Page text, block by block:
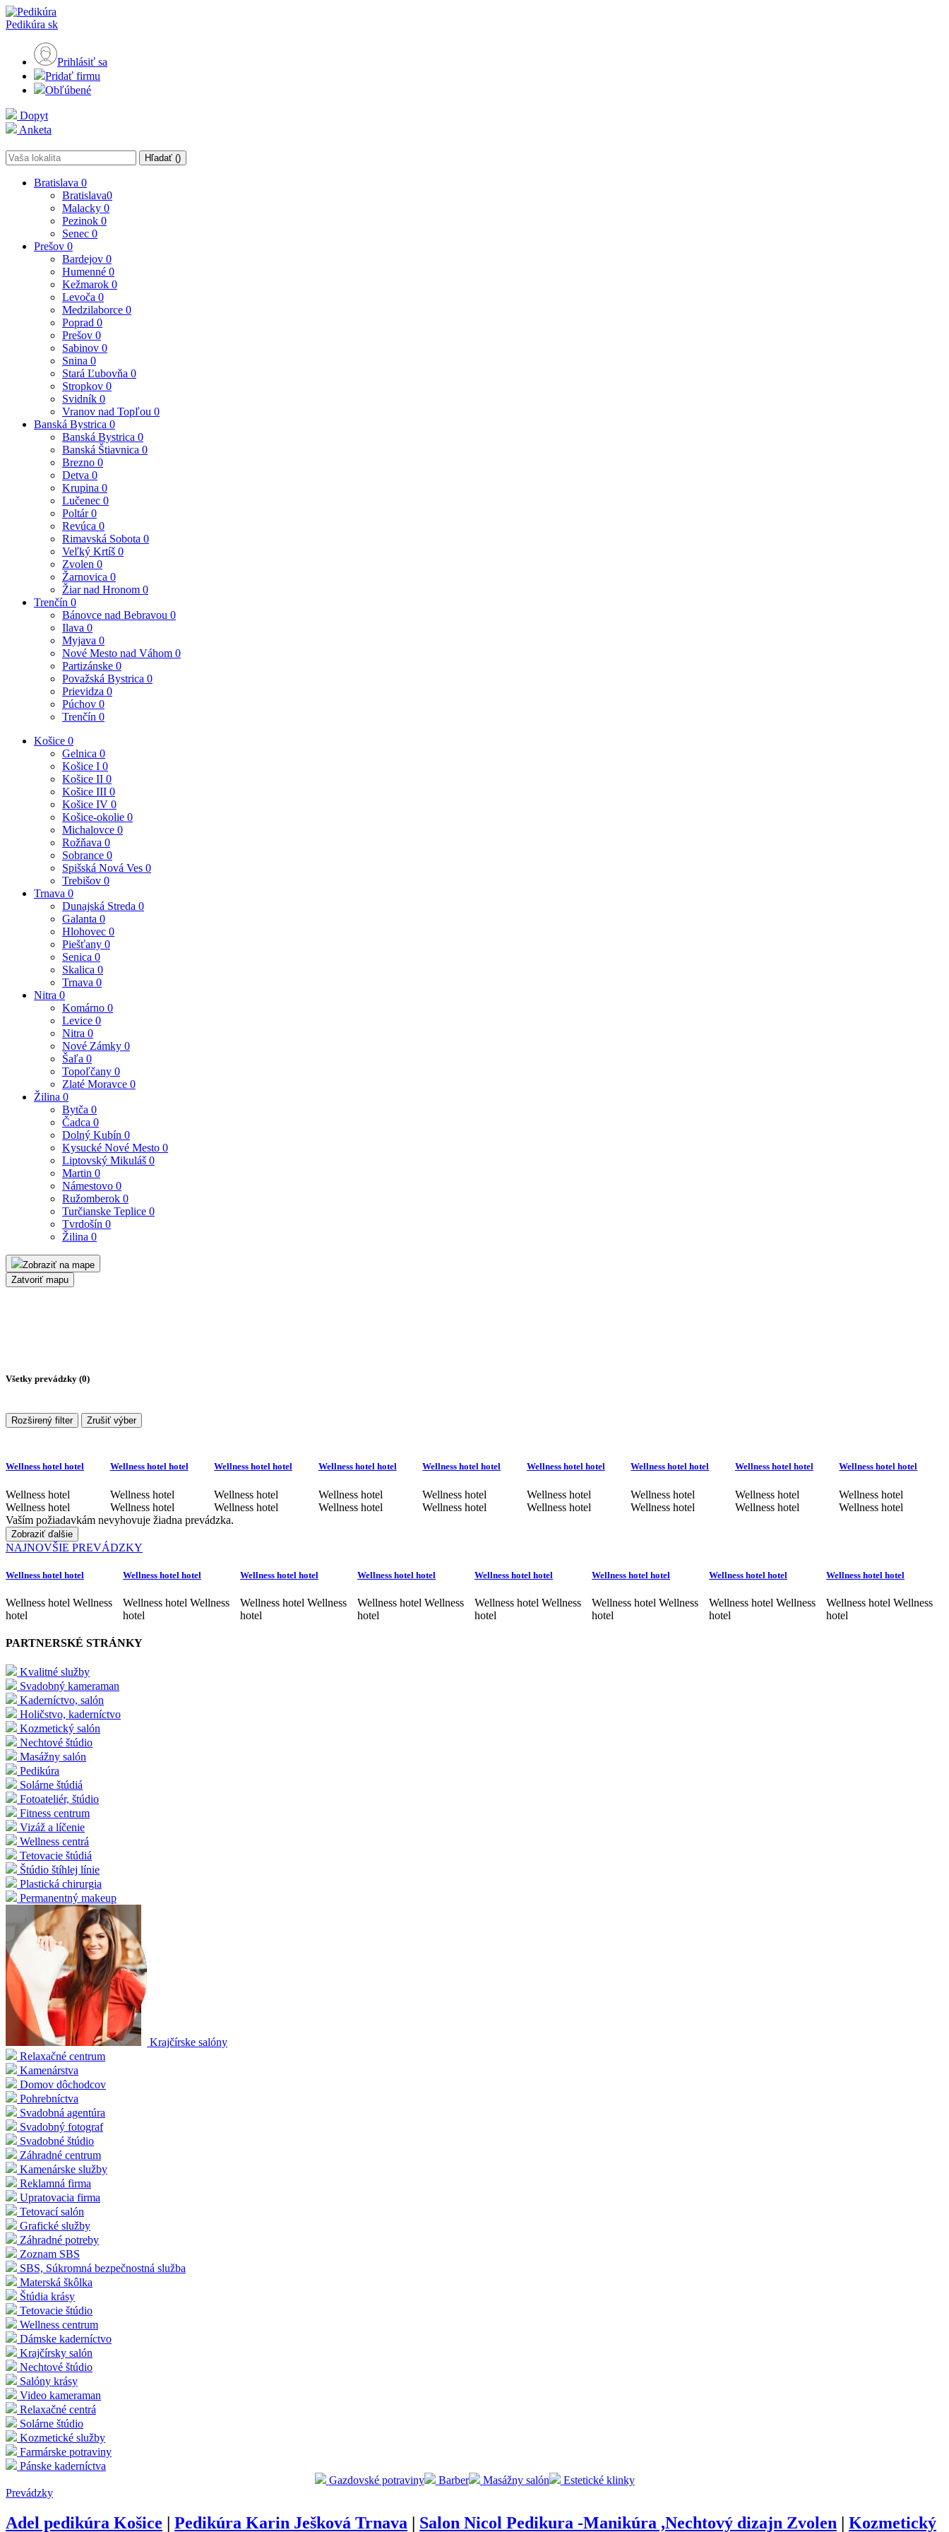
Pedikúra sk
Prihlásiť sa
Pridať firmu
Obľúbené
Dopyt
Anketa
Hľadať ()
Bratislava 0
Bratislava0
Malacky 0
Pezinok 0
Senec 0
Prešov 0
Bardejov 0
Humenné 0
Kežmarok 0
Levoča 0
Medzilaborce 0
Poprad 0
Prešov 0
Sabinov 0
Snina 0
Stará Ľubovňa 0
Stropkov 0
Svidník 0
Vranov nad Topľou 0
Banská Bystrica 0
Banská Bystrica 0
Banská Štiavnica 0
Brezno 0
Detva 0
Krupina 0
Lučenec 0
Poltár0
Revúca 0
Rimavská Sobota 0
Veľký Krtíš 0
Zvolen 0
Žarnovica 0
Žiar nad Hronom 0
Trenčín 0
Bánovce nad Bebravou 0
Ilava 0
Myjava 0
Nové Mesto nad Váhom 0
Partizánske 0
Považská Bystrica 0
Prievidza 0
Púchov 0
Trenčín 0
Košice 0
Gelnica 0
Košice I 0
Košice II 0
Košice III 0
Košice IV 0
Košice-okolie 0
Michalovce 0
Rožňava 0
Sobrance 0
Spišská Nová Ves 0
Trebišov 0
Trnava 0
Dunajská Streda 0
Galanta 0
Hlohovec 0
Piešťany 0
Senica 0
Skalica 0
Trnava 0
Nitra 0
Komárno 0
Levice 0
Nitra 0
Nové Zámky 0
Šaľa 0
Topoľčany 0
Zlaté Moravce 0
Žilina 0
Bytča 0
Čadca 0
Dolný Kubín 0
Kysucké Nové Mesto 0
Liptovský Mikuláš 0
Martin 0
Námestovo 0
Ružomberok 0
Turčianske Teplice 0
Tvrdošín 0
Žilina 0
Zobraziť na mape
Zatvoriť mapu
Všetky prevádzky (0)
Rozširený filter Zrušiť výber
Wellness hotel hotel
Wellness hotel
Wellness hotel
Wellness hotel hotel
Wellness hotel
Wellness hotel
Wellness hotel hotel
Wellness hotel
Wellness hotel
Wellness hotel hotel
Wellness hotel
Wellness hotel
Wellness hotel hotel
Wellness hotel
Wellness hotel
Wellness hotel hotel
Wellness hotel
Wellness hotel
Wellness hotel hotel
Wellness hotel
Wellness hotel
Wellness hotel hotel
Wellness hotel
Wellness hotel
Wellness hotel hotel
Wellness hotel
Wellness hotel
Vaším požiadavkám nevyhovuje žiadna prevádzka.
Zobraziť ďalšie
NAJNOVŠIE PREVÁDZKY
Wellness hotel hotel
Wellness hotel Wellness
hotel
Wellness hotel hotel
Wellness hotel Wellness
hotel
Wellness hotel hotel
Wellness hotel Wellness
hotel
Wellness hotel hotel
Wellness hotel Wellness
hotel
Wellness hotel hotel
Wellness hotel Wellness
hotel
Wellness hotel hotel
Wellness hotel Wellness
hotel
Wellness hotel hotel
Wellness hotel Wellness
hotel
Wellness hotel hotel
Wellness hotel Wellness
hotel
PARTNERSKÉ STRÁNKY
Kvalitné služby
Svadobný kameraman
Kaderníctvo, salón
Holičstvo, kaderníctvo
Kozmetický salón
Nechtové štúdio
Masážny salón
Pedikúra
Solárne štúdiá
Fotoateliér, štúdio
Fitness centrum
Vizáž a líčenie
Wellness centrá
Tetovacie štúdiá
Štúdio štíhlej línie
Plastická chirurgia
Permanentný makeup
Krajčírske salóny
Relaxačné centrum
Kamenárstva
Domov dôchodcov
Pohrebníctva
Svadobná agentúra
Svadobný fotograf
Svadobné štúdio
Záhradné centrum
Kamenárske služby
Reklamná firma
Upratovacia firma
Tetovací salón
Grafické služby
Záhradné potreby
Zoznam SBS
SBS, Súkromná bezpečnostná služba
Materská škôlka
Štúdia krásy
Tetovacie štúdio
Wellness centrum
Dámske kaderníctvo
Krajčírsky salón
Nechtové štúdio
Salóny krásy
Video kameraman
Relaxačné centrá
Solárne štúdio
Kozmetické služby
Farmárske potraviny
Pánske kaderníctva
Gazdovské potraviny
Barber Masážny salón
Estetické klinky
Prevádzky
Adel pedikúra Košice Pedikúra Karin Ješková Trnava Salon Nicol Pedikura -Manikúra ,Nechtový dizajn Zvolen Kozmetický